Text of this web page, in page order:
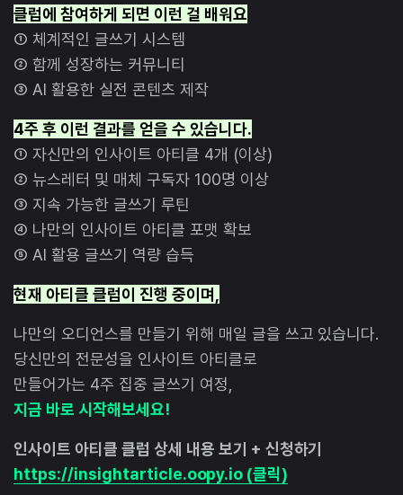
클럽에 참여하게 되면 이런 걸 배워요
① 체계적인 글쓰기 시스템
② 함께 성장하는 커뮤니티
③ AI 활용한 실전 콘텐츠 제작
4주 후 이런 결과를 얻을 수 있습니다.
① 자신만의 인사이트 아티클 4개 (이상)
② 뉴스레터 및 매체 구독자 100명 이상
③ 지속 가능한 글쓰기 루틴
④ 나만의 인사이트 아티클 포맷 확보
⑤ AI 활용 글쓰기 역량 습득
현재 아티클 클럽이 진행 중이며,
나만의 오디언스를 만들기 위해 매일 글을 쓰고 있습니다.
당신만의 전문성을 인사이트 아티클로
만들어가는 4주 집중 글쓰기 여정,
지금 바로 시작해보세요!
인사이트 아티클 클럽 상세 내용 보기 + 신청하기
https://insightarticle.oopy.io (클릭)